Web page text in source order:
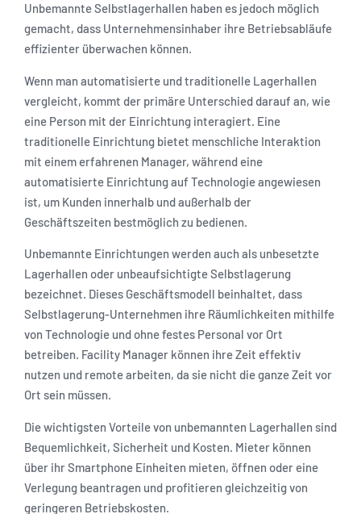
Unbemannte Selbstlagerhallen haben es jedoch möglich
gemacht, dass Unternehmensinhaber ihre Betriebsabläufe
effizienter überwachen können.
Wenn man automatisierte und traditionelle Lagerhallen
vergleicht, kommt der primäre Unterschied darauf an, wie
eine Person mit der Einrichtung interagiert. Eine
traditionelle Einrichtung bietet menschliche Interaktion
mit einem erfahrenen Manager, während eine
automatisierte Einrichtung auf Technologie angewiesen
ist, um Kunden innerhalb und außerhalb der
Geschäftszeiten bestmöglich zu bedienen.
Unbemannte Einrichtungen werden auch als unbesetzte
Lagerhallen oder unbeaufsichtigte Selbstlagerung
bezeichnet. Dieses Geschäftsmodell beinhaltet, dass
Selbstlagerung-Unternehmen ihre Räumlichkeiten mithilfe
von Technologie und ohne festes Personal vor Ort
betreiben. Facility Manager können ihre Zeit effektiv
nutzen und remote arbeiten, da sie nicht die ganze Zeit vor
Ort sein müssen.
Die wichtigsten Vorteile von unbemannten Lagerhallen sind
Bequemlichkeit, Sicherheit und Kosten. Mieter können
über ihr Smartphone Einheiten mieten, öffnen oder eine
Verlegung beantragen und profitieren gleichzeitig von
geringeren Betriebskosten.